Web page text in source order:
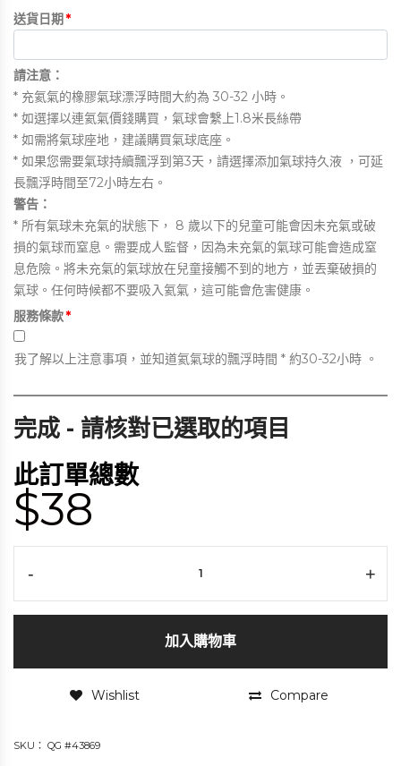
送貨日期*
請注意：
* 充氦氣的橡膠氣球漂浮時間大約為 30-32 小時。
* 如選擇以連氦氣價錢購買，氣球會繫上1.8米長絲帶
* 如需將氣球座地，建議購買氣球底座。
* 如果您需要氣球持續飄浮到第3天，請選擇添加氣球持久液 ，可延
長飄浮時間至72小時左右。
警告：
* 所有氣球未充氣的狀態下， 8 歲以下的兒童可能會因未充氣或破
損的氣球而窒息。需要成人監督，因為未充氣的氣球可能會造成窒
息危險。將未充氣的氣球放在兒童接觸不到的地方，並丟棄破損的
氣球。任何時候都不要吸入氦氣，這可能會危害健康。
服務條款*
我了解以上注意事項，並知道氦氣球的飄浮時間 * 約30-32小時 。
完成 - 請核對已選取的項目
此訂單總數
$38
- +
加入購物車
Wishlist Compare
SKU： QG #43869